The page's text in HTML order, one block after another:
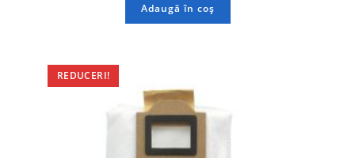
Adaugă în coș
REDUCERI!